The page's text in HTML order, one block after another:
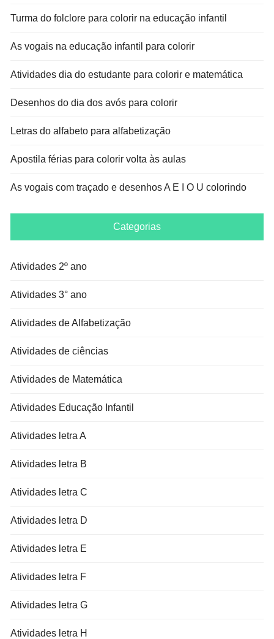
Turma do folclore para colorir na educação infantil
As vogais na educação infantil para colorir
Atividades dia do estudante para colorir e matemática
Desenhos do dia dos avós para colorir
Letras do alfabeto para alfabetização
Apostila férias para colorir volta às aulas
As vogais com traçado e desenhos A E I O U colorindo
Categorias
Atividades 2º ano
Atividades 3° ano
Atividades de Alfabetização
Atividades de ciências
Atividades de Matemática
Atividades Educação Infantil
Atividades letra A
Atividades letra B
Atividades letra C
Atividades letra D
Atividades letra E
Atividades letra F
Atividades letra G
Atividades letra H